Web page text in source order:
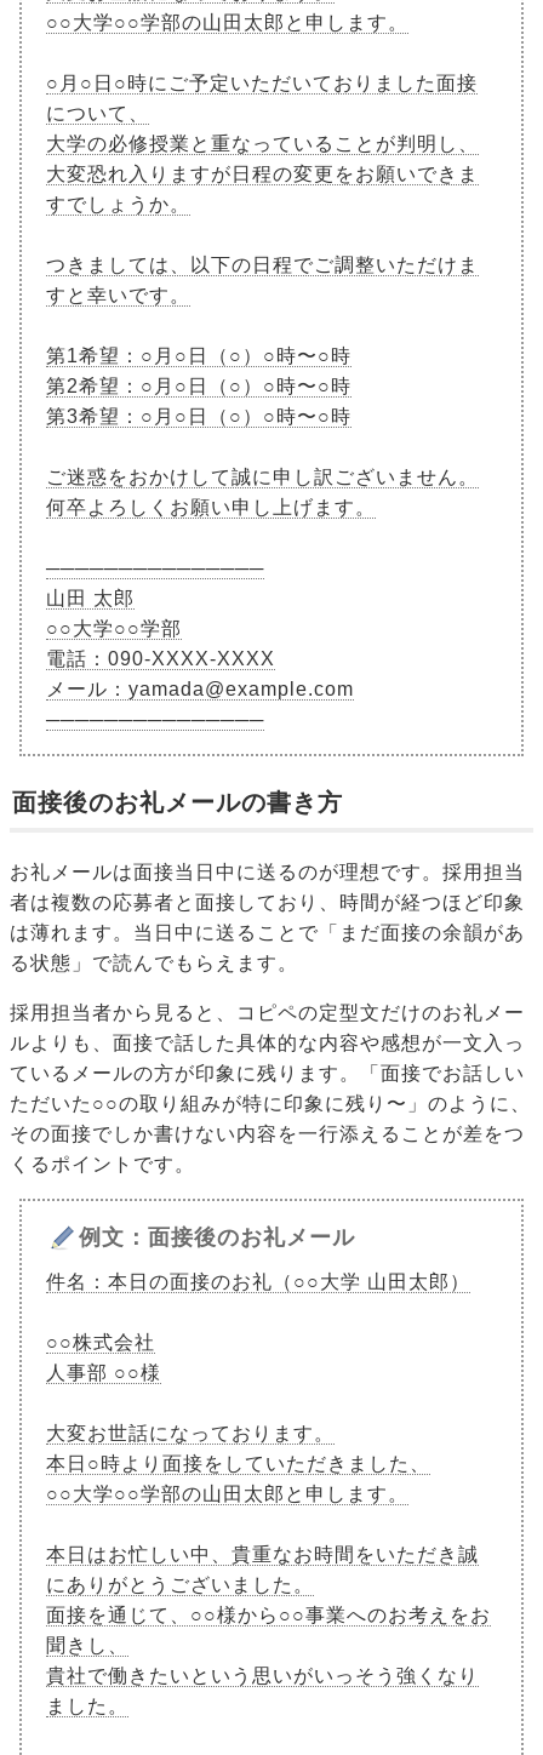
○○大学○○学部の山田太郎と申します。
○月○日○時にご予定いただいておりました面接
について、
大学の必修授業と重なっていることが判明し、
大変恐れ入りますが日程の変更をお願いできま
すでしょうか。
つきましては、以下の日程でご調整いただけま
すと幸いです。
第1希望：○月○日（○）○時〜○時
第2希望：○月○日（○）○時〜○時
第3希望：○月○日（○）○時〜○時
ご迷惑をおかけして誠に申し訳ございません。
何卒よろしくお願い申し上げます。
───────────────
山田 太郎
○○大学○○学部
電話：090-XXXX-XXXX
メール：yamada@example.com
───────────────
面接後のお礼メールの書き方
お礼メールは面接当日中に送るのが理想です。採用担当
者は複数の応募者と面接しており、時間が経つほど印象
は薄れます。当日中に送ることで「まだ面接の余韻があ
る状態」で読んでもらえます。
採用担当者から見ると、コピペの定型文だけのお礼メー
ルよりも、面接で話した具体的な内容や感想が一文入っ
ているメールの方が印象に残ります。「面接でお話しい
ただいた○○の取り組みが特に印象に残り〜」のように、
その面接でしか書けない内容を一行添えることが差をつ
くるポイントです。
例文：面接後のお礼メール
件名：本日の面接のお礼（○○大学 山田太郎）
○○株式会社
人事部 ○○様
大変お世話になっております。
本日○時より面接をしていただきました、
○○大学○○学部の山田太郎と申します。
本日はお忙しい中、貴重なお時間をいただき誠
にありがとうございました。
面接を通じて、○○様から○○事業へのお考えをお
聞きし、
貴社で働きたいという思いがいっそう強くなり
ました。